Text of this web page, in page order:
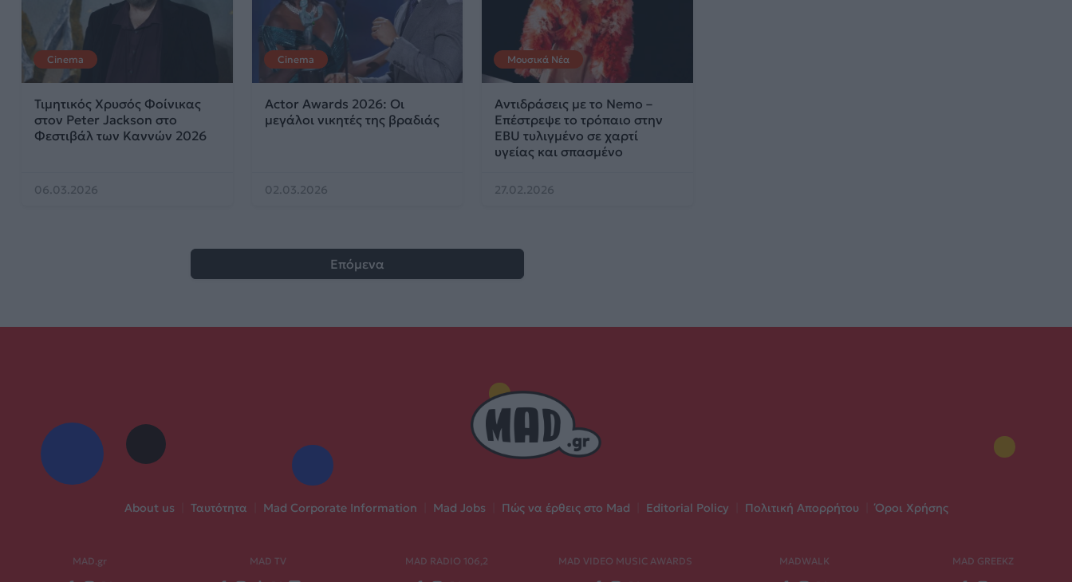
Cinema
Τιμητικός Χρυσός Φοίνικας
στον Peter Jackson στο
Φεστιβάλ των Καννών 2026
06.03.2026
Cinema
Actor Awards 2026: Οι
μεγάλοι νικητές της βραδιάς
02.03.2026
Μουσικά Νέα
Αντιδράσεις με το Nemo –
Eπέστρεψε το τρόπαιο στην
EBU τυλιγμένο σε χαρτί
υγείας και σπασμένο
27.02.2026
Επόμενα
About us Ταυτότητα Mad Corporate Information Mad Jobs Πώς να έρθεις στο Mad Editorial Policy Πολιτική Απορρήτου Όροι Χρήσης
MAD.gr MAD TV MAD RADIO 106,2 MAD VIDEO MUSIC AWARDS MADWALK MAD GREEKZ